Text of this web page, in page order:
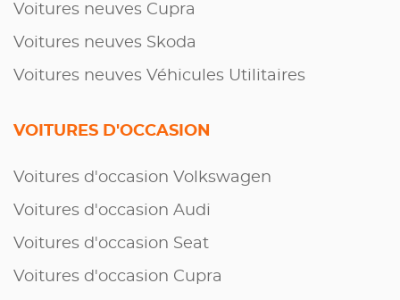
Voitures neuves Cupra
Voitures neuves Skoda
Voitures neuves Véhicules Utilitaires
VOITURES D'OCCASION
Voitures d'occasion Volkswagen
Voitures d'occasion Audi
Voitures d'occasion Seat
Voitures d'occasion Cupra